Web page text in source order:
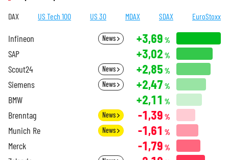
DAX US Tech 100 US 30 MDAX SDAX EuroStoxx
Infineon News +3,69 %
SAP +3,02 %
Scout24 News +2,85 %
Siemens News +2,47 %
BMW +2,11 %
Brenntag News -1,39 %
Munich Re News -1,61 %
Merck -1,79 %